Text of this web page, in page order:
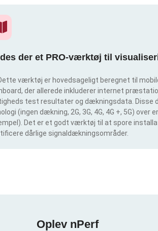
der et PRO-værktøj til
værktøj er hovedsageligt beregnet til
der allerede inkluderer internet
test resultater og dækningsdata. Disse
(ingen dækning, 2G, 3G, 4G, 4G +, 5G)
Det er et godt værktøj til at spore
dårlige signaldækningsområder.
Oplev nPerf